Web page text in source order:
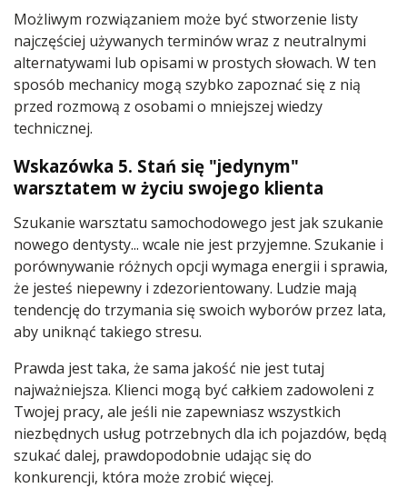
Możliwym rozwiązaniem może być stworzenie listy
najczęściej używanych terminów wraz z neutralnymi
alternatywami lub opisami w prostych słowach. W ten
sposób mechanicy mogą szybko zapoznać się z nią
przed rozmową z osobami o mniejszej wiedzy
technicznej.
Wskazówka 5. Stań się "jedynym"
warsztatem w życiu swojego klienta
Szukanie warsztatu samochodowego jest jak szukanie
nowego dentysty... wcale nie jest przyjemne. Szukanie i
porównywanie różnych opcji wymaga energii i sprawia,
że jesteś niepewny i zdezorientowany. Ludzie mają
tendencję do trzymania się swoich wyborów przez lata,
aby uniknąć takiego stresu.
Prawda jest taka, że sama jakość nie jest tutaj
najważniejsza. Klienci mogą być całkiem zadowoleni z
Twojej pracy, ale jeśli nie zapewniasz wszystkich
niezbędnych usług potrzebnych dla ich pojazdów, będą
szukać dalej, prawdopodobnie udając się do
konkurencji, która może zrobić więcej.